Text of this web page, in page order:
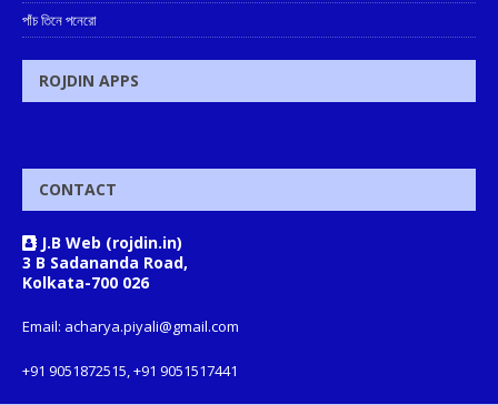
পাঁচ তিনে পনেরো
ROJDIN APPS
CONTACT
J.B Web (rojdin.in)
3 B Sadananda Road,
Kolkata-700 026
Email: acharya.piyali@gmail.com
+91 9051872515, +91 9051517441